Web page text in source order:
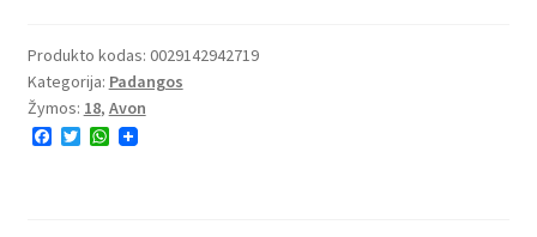
Produkto kodas: 0029142942719
Kategorija: Padangos
Žymos: 18, Avon
F
T
W